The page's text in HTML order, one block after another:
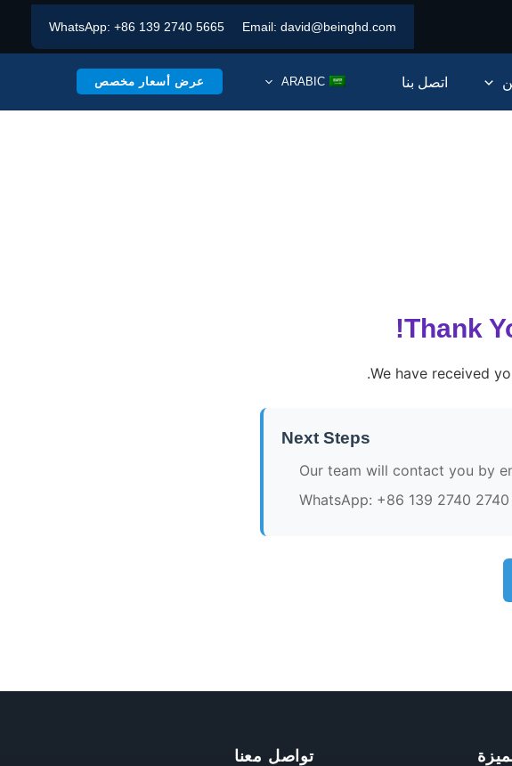
WhatsApp: +86 139 2740 5665 Email: david@beinghd.com
اتصل بنا ARABIC عرض أسعار مخصص
Thank
We have received
Next Steps
Our team will contact you by
WhatsApp: +86 139 2740 2740
تواصل معنا